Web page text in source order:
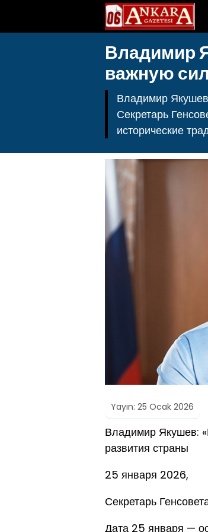
Владимир
важную
Владимир
Секретарь
исторические
Yayın: 25 Ocak 2026
Владимир Якушев:
развития страны
25 января 2026,
Секретарь
Дата 25 января —